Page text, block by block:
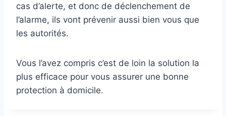
cas d’alerte, et donc de déclenchement de
l’alarme, ils vont prévenir aussi bien vous que
les autorités.
Vous l’avez compris c’est de loin la solution la
plus efficace pour vous assurer une bonne
protection à domicile.